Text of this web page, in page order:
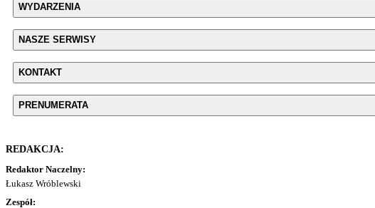
WYDARZENIA
NASZE SERWISY
KONTAKT
PRENUMERATA
REDAKCJA:
Redaktor Naczelny:
Łukasz Wróblewski
Zespół: